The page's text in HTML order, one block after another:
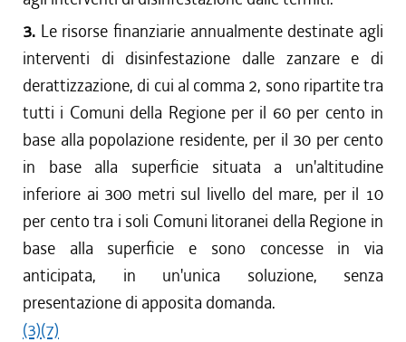
3. Le risorse finanziarie annualmente destinate agli
interventi di disinfestazione dalle zanzare e di
derattizzazione, di cui al comma 2, sono ripartite tra
tutti i Comuni della Regione per il 60 per cento in
base alla popolazione residente, per il 30 per cento
in base alla superficie situata a un'altitudine
inferiore ai 300 metri sul livello del mare, per il 10
per cento tra i soli Comuni litoranei della Regione in
base alla superficie e sono concesse in via
anticipata, in un'unica soluzione, senza
presentazione di apposita domanda.
(3)(7)